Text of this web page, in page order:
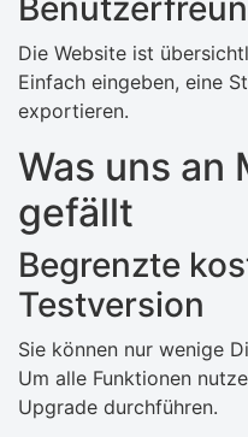
Die Website ist
Einfach eingeben, eine
exportieren.
Was uns an
gefällt
Begrenzte
Testversion
Sie können nur wenige
Um alle Funktionen
Upgrade durchführen.